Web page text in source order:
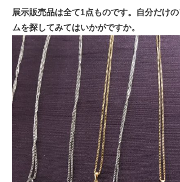
展示販売品は全て1点ものです。自分だけ
ムを探してみてはいかがですか。